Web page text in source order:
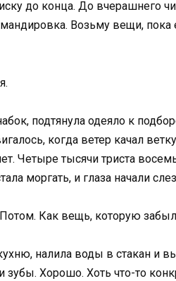
до конца. До вчерашнего
Возьму вещи, пока
подтянула одеяло к
когда ветер качал
Четыре тысячи триста
моргать, и глаза начали
Как вещь, которую
налила воды в стакан и
зубы. Хорошо. Хоть что-то